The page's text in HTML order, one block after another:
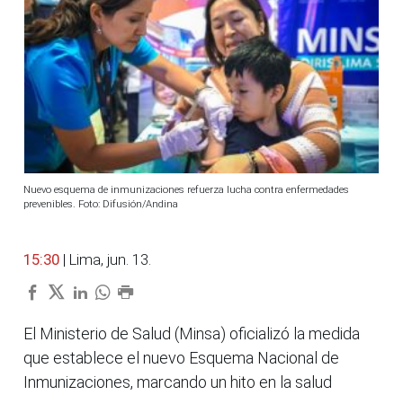
Nuevo esquema de inmunizaciones refuerza lucha contra enfermedades
prevenibles. Foto: Difusión/Andina
15:30 | Lima, jun. 13.
El Ministerio de Salud (Minsa) oficializó la medida
que establece el nuevo Esquema Nacional de
Inmunizaciones, marcando un hito en la salud